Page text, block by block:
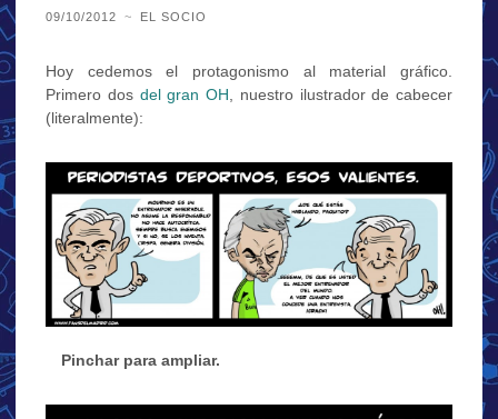
09/10/2012 ~ EL SOCIO
Hoy cedemos el protagonismo al material gráfico.
Primero dos del gran OH , nuestro ilustrador de cabecer
(literalmente):
Pinchar para ampliar.